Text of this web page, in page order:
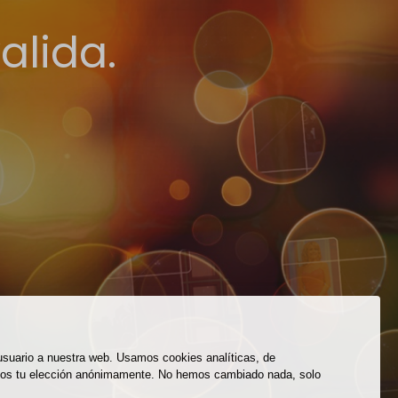
a nuestra web. Usamos cookies analíticas, de
tu elección anónimamente. No hemos cambiado nada, solo